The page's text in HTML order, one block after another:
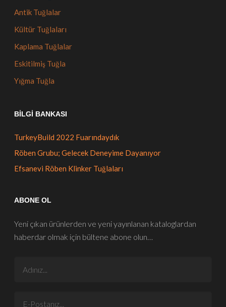
Antik Tuğlalar
Kültür Tuğlaları
Kaplama Tuğlalar
Eskitilmiş Tuğla
Yığma Tuğla
BILGI BANKASI
TurkeyBuild 2022 Fuarındaydık
Röben Grubu; Gelecek Deneyime Dayanıyor
Efsanevi Röben Klinker Tuğlaları
ABONE OL
Yeni çıkan ürünlerden ve yeni yayınlanan kataloglardan
haberdar olmak için bültene abone olun…